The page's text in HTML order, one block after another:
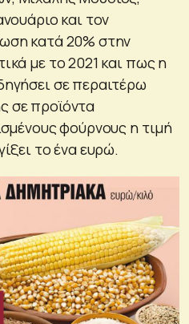
και τον
κατά 20% στην
με το 2021 και πως η
σε περαιτέρω
σε προϊόντα
φούρνους η τιμή
το ένα ευρώ.